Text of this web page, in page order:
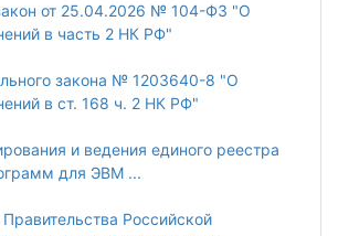
от 25.04.2026 № 104-ФЗ "О
в часть 2 НК РФ"
закона № 1203640-8 "О
в ст. 168 ч. 2 НК РФ"
и ведения единого реестра
для ЭВМ ...
Российской